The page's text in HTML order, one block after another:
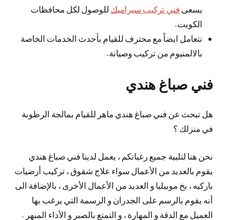
يسعى فني تركيب سيراميك للوصول لكل محافظات
الكويت.
نتعامل ايضاً مع محترف للقيام بأحدث الخدمات الخاصة
بالالمنيوم من تركيب وصيانة.
فني صباغ هندي
هل تبحث عن فني صباغ هندي ماهر للقيام بمالجة الرطوبة
في منزلك ؟
نحن هنا لتلبية جميع رغباتكم ، يعمل لدينا فني صباغ هندي
يقوم بالعديد من الأعمال سواء علاج شقوق ، تركيب أرضيات
باركيه ، بخ موبيليا و العديد من الأعمال الأخرى ، بالإضافة الى
أنه يقوم بالرسم على الجدران و الرسمة التي يرغب بها
العميل مع الدقة و المهارة ، و التمتع بالصبر و الأداء المبهر .